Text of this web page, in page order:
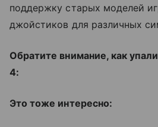
поддержку старых моделей
джойстиков для различных
Обратите внимание, как
4:
Это тоже интересно: